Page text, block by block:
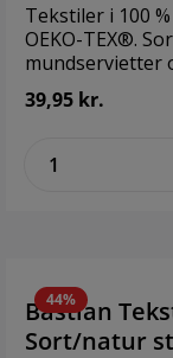
Tekstiler i 100
OEKO-TEX®.
mundservietter
både klassiske og
Størrelse: 45 x
39,95 kr.
44%
Bastian
Sort/natur